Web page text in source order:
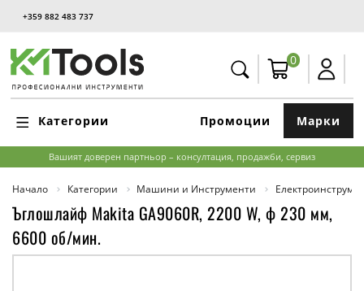
+359 882 483 737
0
Категории Марки
Промоции
Вашият доверен партньор – консултация, продажби, сервиз
Начало Категории Машини и Инструменти
Ъглошлайф Makita GA9060R, 2200 W, ф 230 мм,
6600 об/мин.